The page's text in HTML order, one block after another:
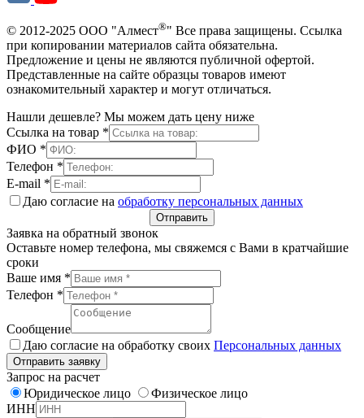
© 2012-2025 ООО "Алмест®" Все права защищены. Ссылка
при копировании материалов сайта обязательна.
Предложение и цены не являются публичной офертой.
Представленные на сайте образцы товаров имеют
ознакомительный характер и могут отличаться.
Нашли дешевле? Мы можем дать цену ниже
Ссылка на товар *
ФИО *
Телефон *
E-mail *
Даю согласие на обработку персональных данных
Отправить
Заявка на обратный звонок
Оставьте номер телефона, мы свяжемся с Вами в кратчайшие
сроки
Ваше имя *
Телефон *
Сообщение
Даю согласие на обработку своих Персональных данных
Отправить заявку
Запрос на расчет
Юридическое лицо
Физическое лицо
ИНН